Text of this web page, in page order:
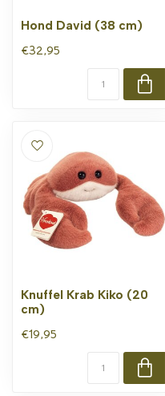
Hond David (38 cm)
€32,95
Knuffel Krab Kiko (20
cm)
€19,95